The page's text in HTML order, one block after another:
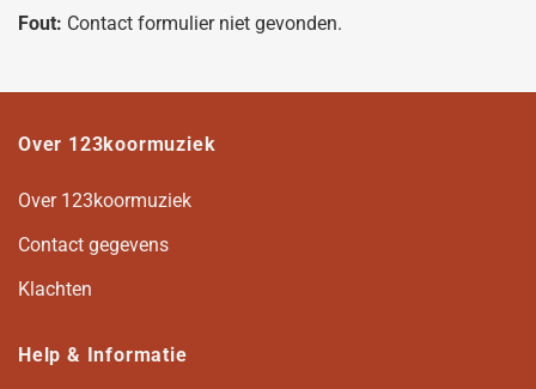
Fout: Contact formulier niet gevonden.
Over 123koormuziek
Over 123koormuziek
Contact gegevens
Klachten
Help & Informatie